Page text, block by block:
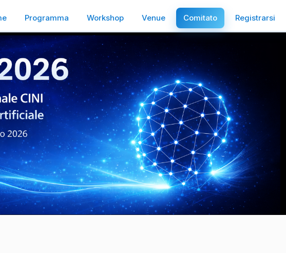
Programma Workshop Venue Comitato Registrarsi